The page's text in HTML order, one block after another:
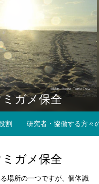
の
タンポポ調査
音の
ガメ保全
割 研究者・協働する方々
ガメ保全
場所の一つですが、個体識